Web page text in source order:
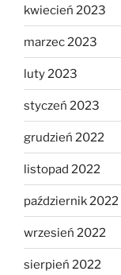
kwiecień 2023
marzec 2023
luty 2023
styczeń 2023
grudzień 2022
listopad 2022
październik 2022
wrzesień 2022
sierpień 2022